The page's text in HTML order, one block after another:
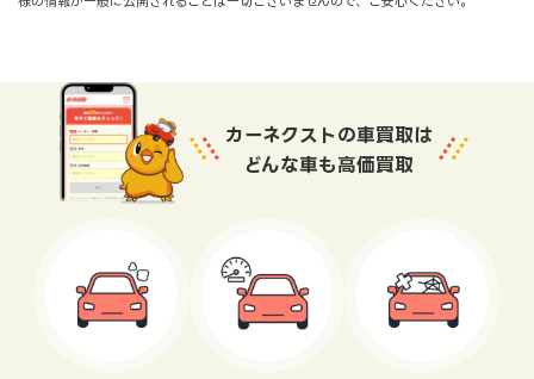
カーネクストの車買取は
どんな車も高価買取